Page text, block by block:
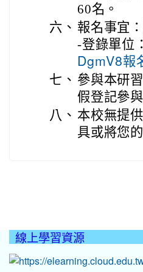
60名。
六、 報名事宜
-登錄單位
DgmV8報
七、 參與本研
假登記參
八、 本校無提
具或將您
線上學習資源